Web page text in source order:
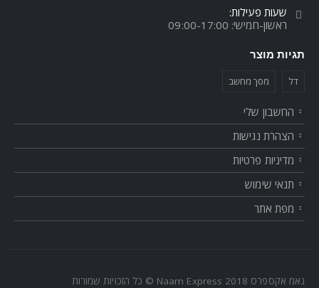
שעות פעילות:
ראשון-חמישי: 09:00-17:00
תגיות מוצר
דל מסך מחשב
החשבון שלי
הצהרת נגישות
מדיניות פרטיות
תנאי שימוש
מפת אתר
נאמ אקספרס Naam Express 2018 © כל הזכויות שמורות